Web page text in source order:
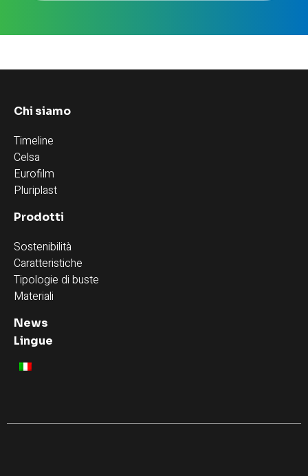
Chi siamo
Timeline
Celsa
Eurofilm
Pluriplast
Prodotti
Sostenibilità
Caratteristiche
Tipologie di buste
Materiali
News
Lingue